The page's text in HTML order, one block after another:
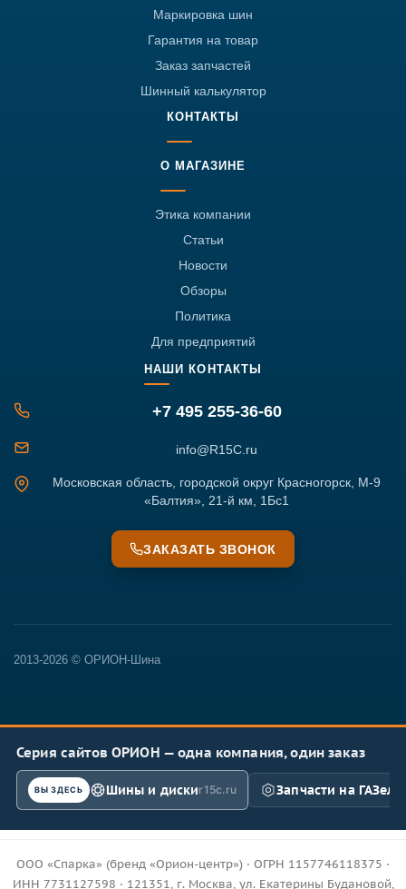
Маркировка шин
Гарантия на товар
Заказ запчастей
Шинный калькулятор
КОНТАКТЫ
О МАГАЗИНЕ
Этика компании
Статьи
Новости
Обзоры
Политика
Для предприятий
НАШИ КОНТАКТЫ
+7 495 255-36-60
info@R15C.ru
Московская область, городской округ Красногорск, М-9
«Балтия», 21-й км, 1Бс1
ЗАКАЗАТЬ ЗВОНОК
2013-2026 © ОРИОН-Шина
Серия сайтов ОРИОН — одна компания, один заказ
ВЫ ЗДЕСЬ Шины и дискиr15c.ru Запчасти на ГАЗель
ООО «Спарка» (бренд «Орион-центр») · ОГРН 1157746118375 ·
ИНН 7731127598 · 121351, г. Москва, ул. Екатерины Будановой,